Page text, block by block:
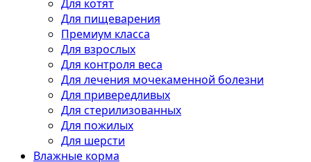
Для котят
Для пищеварения
Премиум класса
Для взрослых
Для контроля веса
Для лечения мочекаменной болезни
Для привередливых
Для стерилизованных
Для пожилых
Для шерсти
Влажные корма